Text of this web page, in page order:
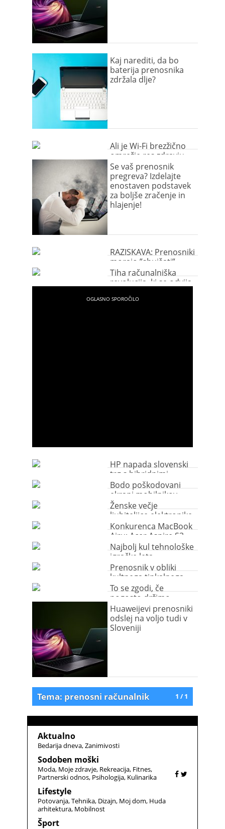
Kaj narediti, da bo
baterija prenosnika
zdržala dlje?
Ali je Wi-Fi brezžično
omrežje res zdravju
škodljivo?
Se vaš prenosnik
pregreva? Izdelajte
enostaven podstavek
za boljše zračenje in
hlajenje!
RAZISKAVA: Prenosniki
morajo ”shujšati”
Tiha računalniška
revolucija, ki se odvija
HP napada slovenski
trg s hibridnimi
računalniki
Bodo poškodovani
ekrani mobilnikov
kmalu preteklost?
Ženske večje
ljubiteljice elektronike
kot moški?!
Konkurenca MacBook
Airu: Acer Aspire S3
Najbolj kul tehnološke
igračke leta
Prenosnik v obliki
kultnega tipkalnega
stroja
To se zgodi, če
pogosto držimo
prenosnik v naročju
Huaweijevi prenosniki
odslej na voljo tudi v
Sloveniji
1 / 1
Tema: prenosni računalnik
Aktualno
Bedarija dneva Zanimivosti
Sodoben moški
Moda Moje zdravje Rekreacija Fitnes
Partnerski odnos Psihologija Kulinarika
Lifestyle
Potovanja Tehnika Dizajn Moj dom Huda
arhitektura Mobilnost
Šport